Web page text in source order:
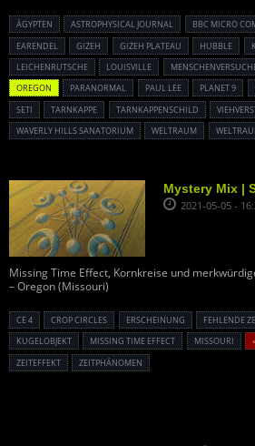
ÄGYPTEN ASTROPHYSICAL JOURNAL BBC MICRO
EARENDEL
GIZEH GIZEH PLATEAU HUBBLE
LEICHENRUTSCHE
LOUISVILLE
OREGON
PARANORMAL PAUL LEE PLANET 9
SETI
TARNKAPPE TARNKAPPENSCHILD
WAVERLY HILLS SANATORIUM
WELTRAUM
Mystery Mix |
2021-05-05 -
Missing Time Effect, Kornkreise und
– Oregon (Missouri)
CE 4 CROP CIRCLES ERSCHEINUNG FEHLENDE
KUGELOBJEKT
MISSING TIME EFFECT MISSOURI
ZEITEFFEKT
ZEITPHÄNOMEN